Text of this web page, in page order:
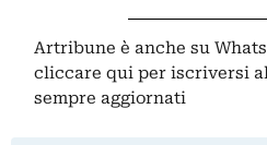
Artribune è anche su
cliccare qui per iscriversi
sempre aggiornati